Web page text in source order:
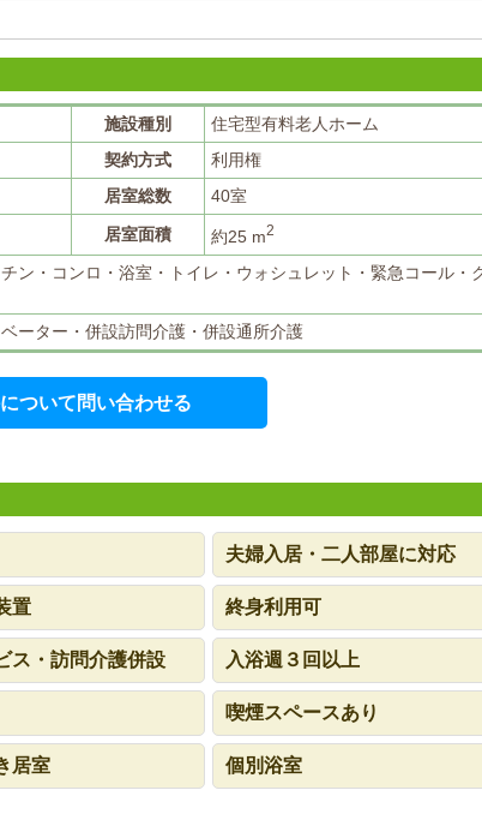
施設種別
住宅型有料老人ホーム
契約方式
利用権
居室総数
40室
居室面積 約25 m2
ン・コンロ・浴室・トイレ・ウォシュレット・緊急コール・
ーター・併設訪問介護・併設通所介護
ついて問い合わせる
夫婦入居・二人部屋に対応
置 終身利用可
ス・訪問介護併設 入浴週３回以上
喫煙スペースあり
居室 個別浴室